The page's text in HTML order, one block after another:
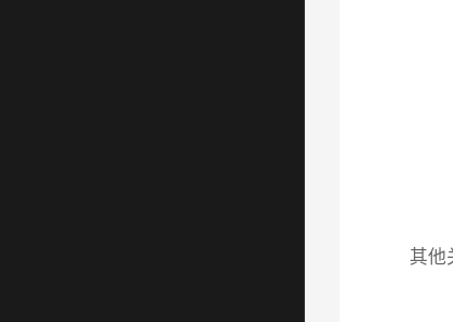
其他